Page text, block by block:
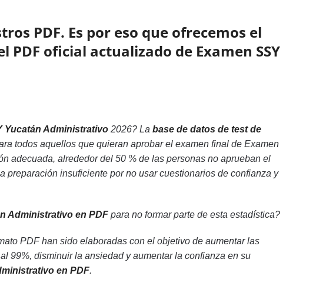
PDF. Es por eso que ofrecemos el
oficial actualizado de Examen SSY
Yucatán Administrativo2026? La base de datos de test de
todos aquellos que quieran aprobar el examen final de Examen
adecuada, alrededor del 50 % de las personas no aprueban el
insuficiente por no usar cuestionarios de confianza y
Administrativo en PDFpara no formar parte de esta estadística?
PDF han sido elaboradas con el objetivo de aumentar las
99%, disminuir la ansiedad y aumentar la confianza en su
en PDF.